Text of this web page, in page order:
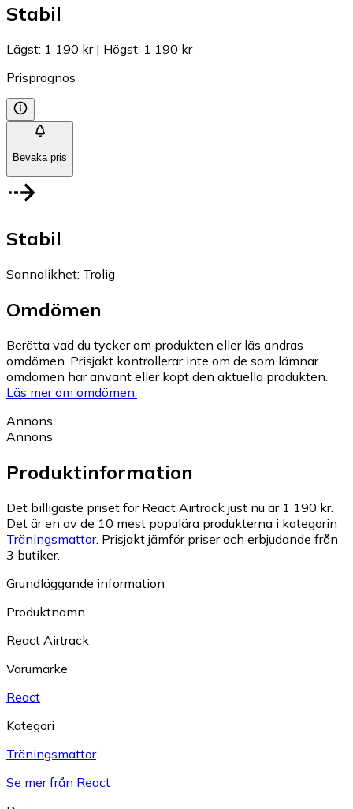
Stabil
Lägst: 1 190 kr| Högst: 1 190 kr
Prisprognos
Bevaka pris
Stabil
Sannolikhet: Trolig
Omdömen
Berätta vad du tycker om produkten eller läs andras
omdömen. Prisjakt kontrollerar inte om de som lämnar
omdömen har använt eller köpt den aktuella produkten.
Läs mer om omdömen.
Annons
Annons
Produktinformation
Det billigaste priset för React Airtrack just nu är 1 190 kr.
Det är en av de 10 mest populära produkterna i kategorin
Träningsmattor. Prisjakt jämför priser och erbjudande från
3 butiker.
Grundläggande information
Produktnamn
React Airtrack
Varumärke
React
Kategori
Träningsmattor
Se mer från React